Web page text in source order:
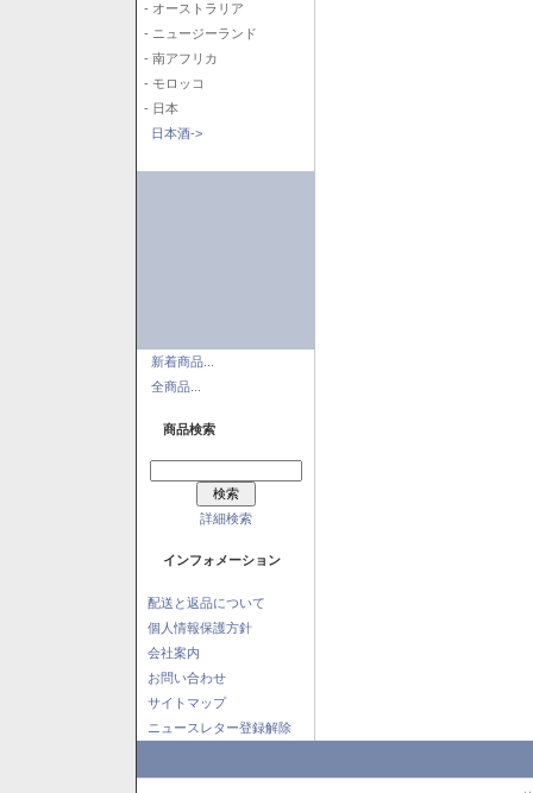
- オーストラリア
- ニュージーランド
- 南アフリカ
- モロッコ
- 日本
日本酒->
新着商品...
全商品...
商品検索
詳細検索
インフォメーション
配送と返品について
個人情報保護方針
会社案内
お問い合わせ
サイトマップ
ニュースレター登録解除